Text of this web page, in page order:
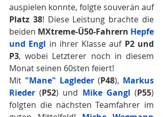
auspielen konnte, folgte souverän auf
Platz 38! Diese Leistung brachte die
beiden MXtreme-Ü50-Fahrern Hepfe
und Engl in ihrer Klasse auf P2 und
P3, wobei Letzterer noch in diesem
Monat seinen 60sten feiert!
Mit "Mane" Lagleder (P48), Markus
Rieder (P52) und Mike Gangl (P55)
folgten die nächsten Teamfahrer im